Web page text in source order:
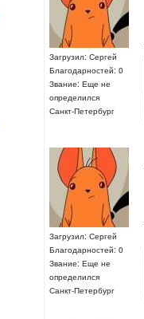
Загрузил: Сергей
Благодарностей: 0
Звание: Еще не
определился
Санкт-Петербург
Загрузил: Сергей
Благодарностей: 0
Звание: Еще не
определился
Санкт-Петербург